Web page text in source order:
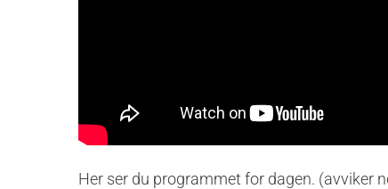
Her ser du programmet for dagen. (avviker